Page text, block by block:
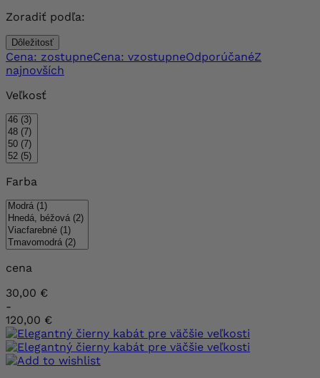
Zoradiť podľa:
Dôležitosť
Cena: zostupneCena: vzostupneOdporúčanéZ
najnovších
Veľkosť
Farba
cena
30,00 €
-
120,00 €